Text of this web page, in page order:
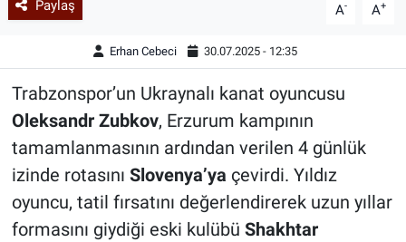
Paylaş A- A+
Erhan Cebeci 30.07.2025 - 12:35
Trabzonspor’un Ukraynalı kanat oyuncusu
Oleksandr Zubkov, Erzurum kampının
tamamlanmasının ardından verilen 4 günlük
izinde rotasını Slovenya’ya çevirdi. Yıldız
oyuncu, tatil fırsatını değerlendirerek uzun yıllar
formasını giydiği eski kulübü Shakhtar